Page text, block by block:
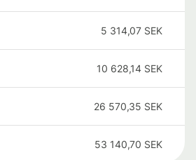
5 314,07 SEK
10 628,14 SEK
26 570,35 SEK
53 140,70 SEK